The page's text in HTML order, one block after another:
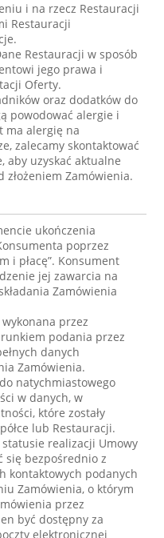
i na rzecz Restauracji
Restauracji
Restauracji w sposób
jego prawa i
Oferty.
oraz dodatków do
powodować alergie i
ma alergię na
zalecamy skontaktować
aby uzyskać aktualne
Zamówienia.
ukończenia
poprzez
i płacę”. Konsument
jej zawarcia na
Zamówienia
przez
podania przez
danych
Zamówienia.
natychmiastowego
w danych, w
które zostały
lub Restauracji.
realizacji Umowy
się bezpośrednio z
kontaktowych podanych
Zamówienia, o którym
przez
być dostępny za
elektronicznej